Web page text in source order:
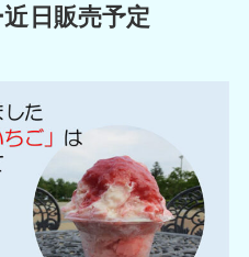
日販売予定